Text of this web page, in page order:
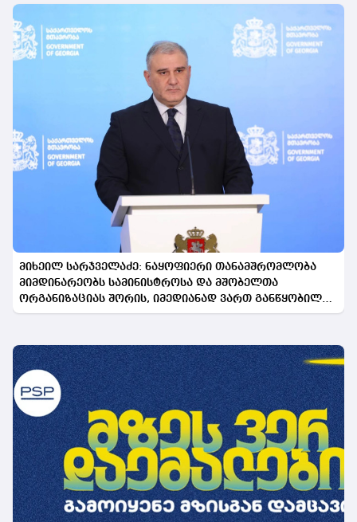
მიხეილ სარჯველაძე: ნაყოფიერი თანამშრომლობა
მიმდინარეობს სამინისტროსა და მშობელთა
ორგანიზაციას შორის, იმედიანად ვართ განწყობილი,
რომ პროგრამის გაფართოება საკეთილდღეო შედეგს